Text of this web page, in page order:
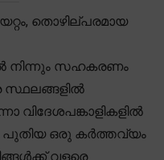
തൊഴില്പരമായ
നിന്നും സഹകരണം
സ്ഥലങ്ങളിൽ
വിദേശപങ്കാളികളിൽ
പുതിയ ഒരു കർത്തവ്യം
വളരെ